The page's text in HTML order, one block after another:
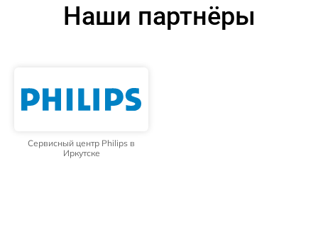
Наши партнёры
Сервисный центр Philips в
Иркутске